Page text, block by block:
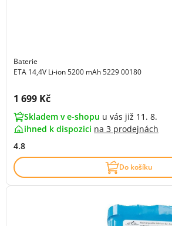
Baterie
ETA 14,4V Li-ion 5200 mAh 5229 00180
Cena s DPH:
1 699 Kč
Skladem v e-shopu u vás již 11. 8.
ihned k dispozici na 3 prodejnách
4.8
Do košíku